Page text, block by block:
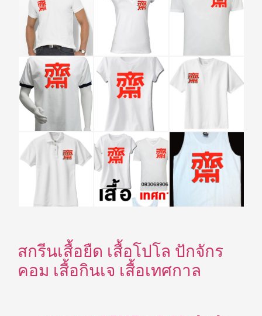
สกรีนเสื้อยืด เสื้อโปโล ปักจักร
คอม เสื้อกินเจ เสื้อเทศกาล